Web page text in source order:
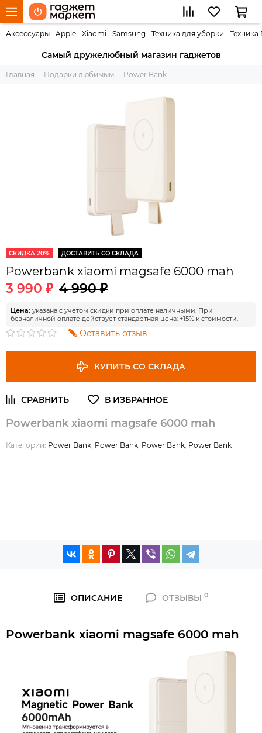
Аксессуары Apple Xiaomi Samsung Техника для уборки Техника
Самый дружелюбный магазин гаджетов
Главная Подарки любимым Power Bank
СКИДКА 20% ДОСТАВИТЬ СО СКЛАДА
Powerbank xiaomi magsafe 6000 mah
3 990 ₽ 4 990 ₽
Цена: указана с учетом скидки при оплате наличными. При
безналичной оплате действует стандартная цена: +15% к стоимости.
Оставить отзыв
КУПИТЬ СО СКЛАДА
Powerbank xiaomi magsafe 6000 mah
Категории: Power Bank Power Bank Power Bank Power Bank
ОПИСАНИЕ ОТЗЫВЫ0
Powerbank xiaomi magsafe 6000 mah